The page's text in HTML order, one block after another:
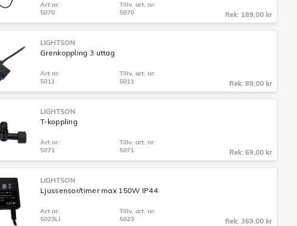
Art nr:
5070
Tillv. art. nr:
5070
Rek: 189,00 kr
LIGHTSON
Grenkoppling 3 uttag
Art nr:
5011
Tillv. art. nr:
5011
Rek: 89,00 kr
LIGHTSON
T-koppling
Art nr:
5071
Tillv. art. nr:
5071
Rek: 69,00 kr
LIGHTSON
Ljussensor/timer max 150W IP44
Art nr:
5023LI
Tillv. art. nr:
5023
Rek: 369,00 kr